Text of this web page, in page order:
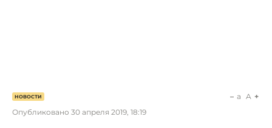
НОВОСТИ
Опубликовано 30 апреля 2019, 18:19
a A